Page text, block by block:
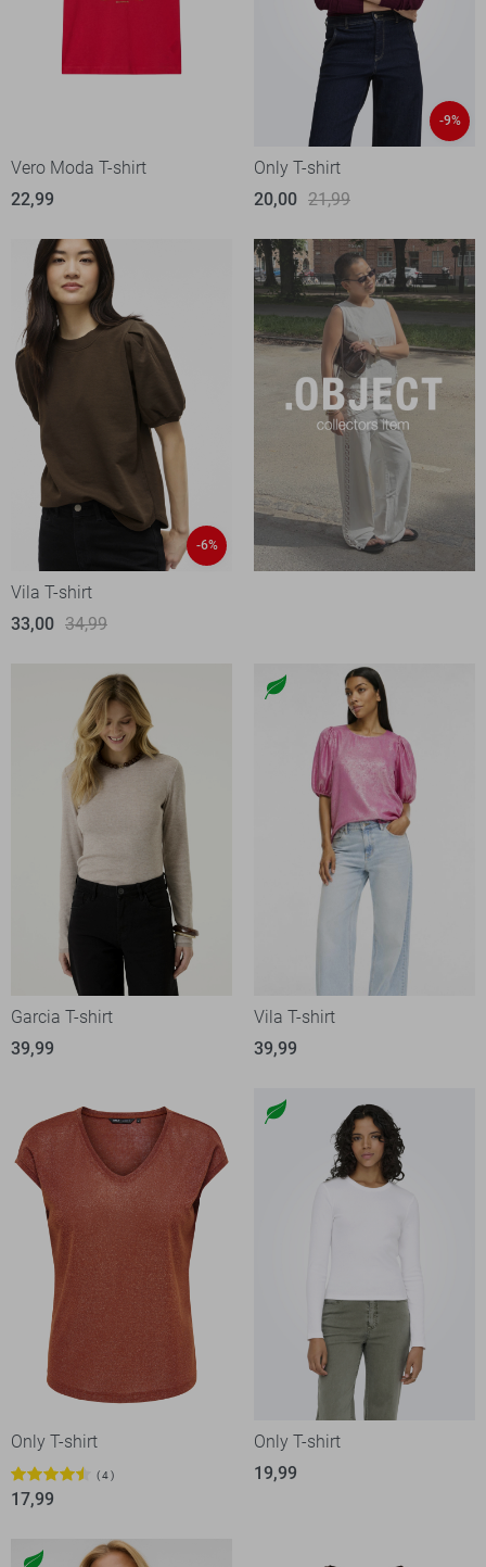
Vero Moda T-shirt
22,99
-9%
Only T-shirt
20,00 21,99
-6%
Vila T-shirt
33,00 34,99
Garcia T-shirt
39,99
Vila T-shirt
39,99
Only T-shirt
4
17,99
Only T-shirt
19,99